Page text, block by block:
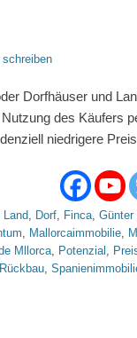
schreiben
Dorfhäuser und
des Käufers
niedrigere
, Dorf, Finca, Günter
, Mallorcaimmobilie,
Mllorca, Potenzial ,
Rückbau,